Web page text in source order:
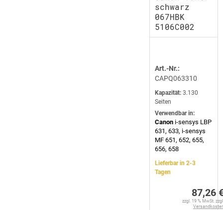
schwarz
067HBK
5106C002
Art.-Nr.:
CAPQ063310
Kapazität: 3.130
Seiten
Verwendbar in:
Canon i-sensys LBP
631, 633, i-sensys
MF 651, 652, 655,
656, 658
Lieferbar in 2-3
Tagen
87,26
zzgl. 19 % MwSt.